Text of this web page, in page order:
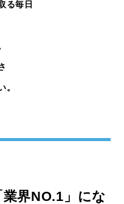
る毎日
。
界NO.1」にな